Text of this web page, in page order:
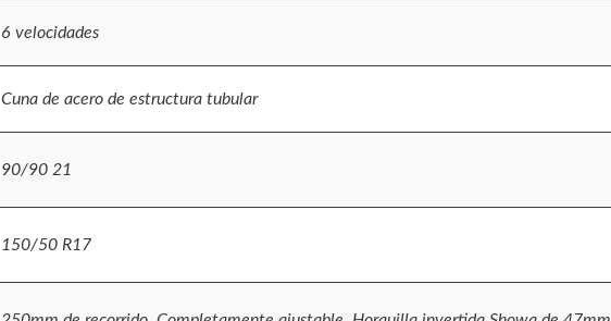
6 velocidades
Cuna de acero de estructura tubular
90/90 21
150/50 R17